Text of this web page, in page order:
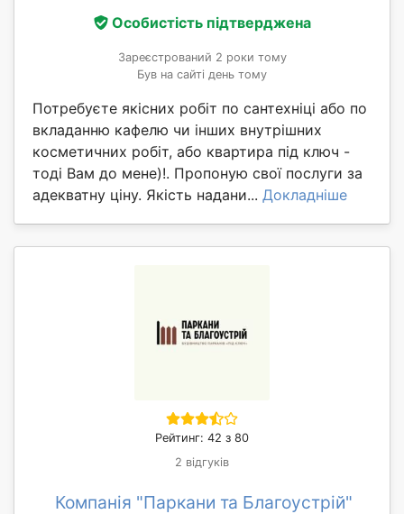
Особистість підтверджена
Зареєстрований 2 роки тому
Був на сайті день тому
Потребуєте якісних робіт по сантехніці або по
вкладанню кафелю чи інших внутрішних
косметичних робіт, або квартира під ключ -
тоді Вам до мене)!. Пропоную свої послуги за
адекватну ціну. Якість надани... Докладніше
Рейтинг: 42 з 80
2 відгуків
Компанія "Паркани та Благоустрій"